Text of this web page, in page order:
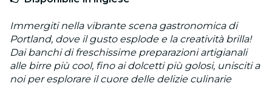
Immergiti nella vibrante scena gastronomica di
Portland, dove il gusto esplode e la creatività brilla!
Dai banchi di freschissime preparazioni artigianali
alle birre più cool, fino ai dolcetti più golosi, unisciti a
noi per esplorare il cuore delle delizie culinarie